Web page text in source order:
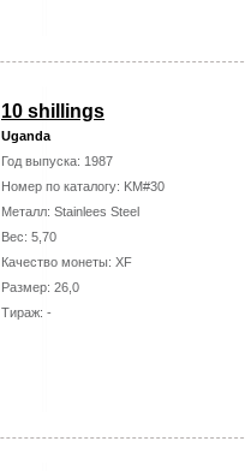
10 shillings
Uganda
Год выпуска: 1987
Номер по каталогу: KM#30
Металл: Stainlees Steel
Вес: 5,70
Качество монеты: XF
Размер: 26,0
Тираж: -